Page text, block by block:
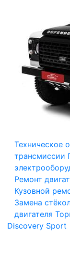
Техническое
трансмиссии
Ремонт
Кузовной
Замена
двигателя
Discovery Sport